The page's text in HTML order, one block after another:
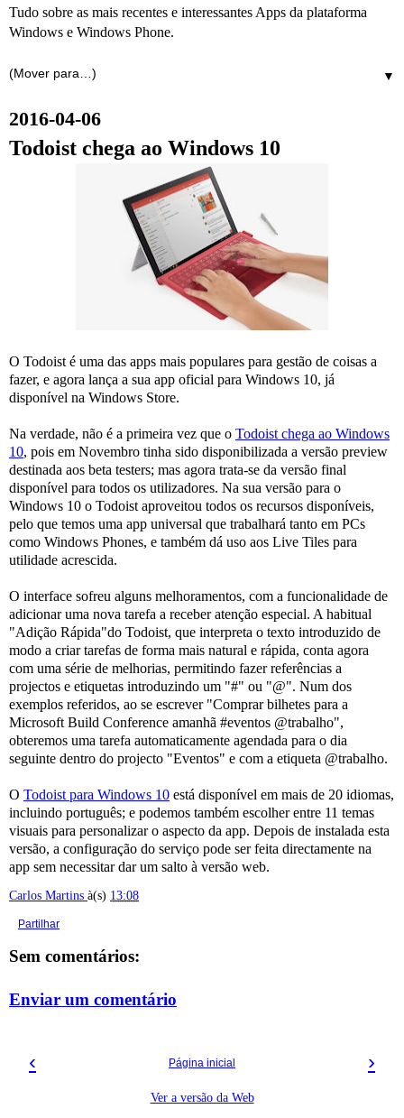
Tudo sobre as mais recentes e interessantes Apps da plataforma
Windows e Windows Phone.
▼
2016-04-06
Todoist chega ao Windows 10
O Todoist é uma das apps mais populares para gestão de coisas a
fazer, e agora lança a sua app oficial para Windows 10, já
disponível na Windows Store.
Na verdade, não é a primeira vez que o Todoist chega ao Windows
10, pois em Novembro tinha sido disponibilizada a versão preview
destinada aos beta testers; mas agora trata-se da versão final
disponível para todos os utilizadores. Na sua versão para o
Windows 10 o Todoist aproveitou todos os recursos disponíveis,
pelo que temos uma app universal que trabalhará tanto em PCs
como Windows Phones, e também dá uso aos Live Tiles para
utilidade acrescida.
O interface sofreu alguns melhoramentos, com a funcionalidade de
adicionar uma nova tarefa a receber atenção especial. A habitual
"Adição Rápida"do Todoist, que interpreta o texto introduzido de
modo a criar tarefas de forma mais natural e rápida, conta agora
com uma série de melhorias, permitindo fazer referências a
projectos e etiquetas introduzindo um "#" ou "@". Num dos
exemplos referidos, ao se escrever "Comprar bilhetes para a
Microsoft Build Conference amanhã #eventos @trabalho",
obteremos uma tarefa automaticamente agendada para o dia
seguinte dentro do projecto "Eventos" e com a etiqueta @trabalho.
O Todoist para Windows 10 está disponível em mais de 20 idiomas,
incluindo português; e podemos também escolher entre 11 temas
visuais para personalizar o aspecto da app. Depois de instalada esta
versão, a configuração do serviço pode ser feita directamente na
app sem necessitar dar um salto à versão web.
Carlos Martins à(s) 13:08
Partilhar
Sem comentários:
Enviar um comentário
‹ ›
Página inicial
Ver a versão da Web